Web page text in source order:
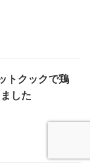
トクックで鶏
した